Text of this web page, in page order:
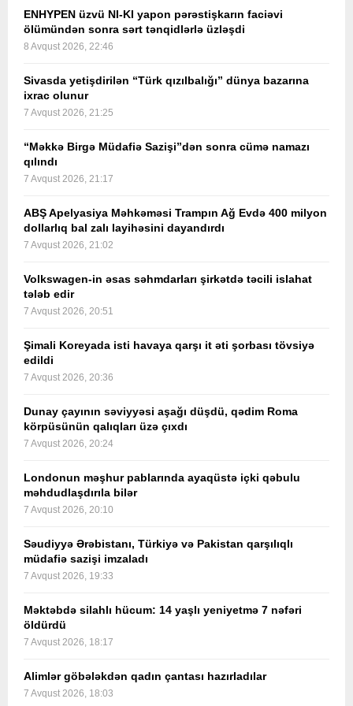
ENHYPEN üzvü NI-KI yapon pərəstişkarın faciəvi
ölümündən sonra sərt tənqidlərlə üzləşdi
8 Avqust 2026, 22:46
Sivasda yetişdirilən “Türk qızılbalığı” dünya bazarına
ixrac olunur
7 Avqust 2026, 21:25
“Məkkə Birgə Müdafiə Sazişi”dən sonra cümə namazı
qılındı
7 Avqust 2026, 21:17
ABŞ Apelyasiya Məhkəməsi Trampın Ağ Evdə 400 milyon
dollarlıq bal zalı layihəsini dayandırdı
7 Avqust 2026, 21:02
Volkswagen-in əsas səhmdarları şirkətdə təcili islahat
tələb edir
7 Avqust 2026, 20:51
Şimali Koreyada isti havaya qarşı it əti şorbası tövsiyə
edildi
7 Avqust 2026, 20:36
Dunay çayının səviyyəsi aşağı düşdü, qədim Roma
körpüsünün qalıqları üzə çıxdı
7 Avqust 2026, 20:24
Londonun məşhur pablarında ayaqüstə içki qəbulu
məhdudlaşdırıla bilər
7 Avqust 2026, 20:10
Səudiyyə Ərəbistanı, Türkiyə və Pakistan qarşılıqlı
müdafiə sazişi imzaladı
7 Avqust 2026, 19:33
Məktəbdə silahlı hücum: 14 yaşlı yeniyetmə 7 nəfəri
öldürdü
7 Avqust 2026, 18:17
Alimlər göbələkdən qadın çantası hazırladılar
7 Avqust 2026, 18:03